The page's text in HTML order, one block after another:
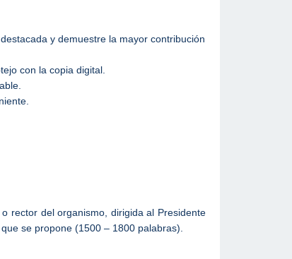
y demuestre la mayor contribución
con la copia digital.
rector del organismo, dirigida al Presidente
se propone (1500 – 1800 palabras).